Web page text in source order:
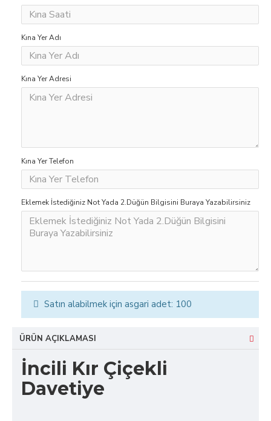
Kına Yer Adı
Kına Yer Adresi
Kına Yer Telefon
Eklemek İstediğiniz Not Yada 2.Düğün Bilgisini Buraya Yazabilirsiniz
Satın alabilmek için asgari adet: 100
ÜRÜN AÇIKLAMASI
İncili Kır Çiçekli
Davetiye